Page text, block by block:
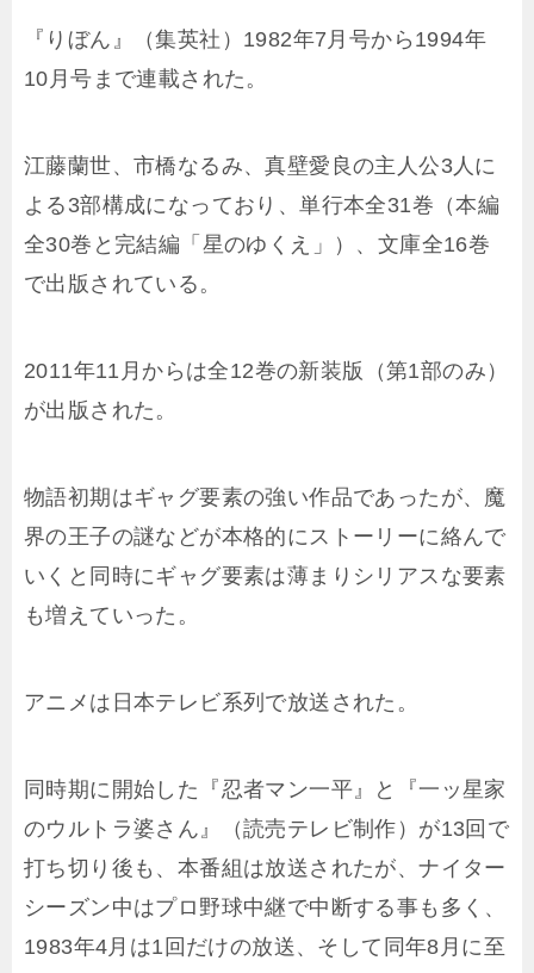
『りぼん』（集英社）1982年7月号から1994年
10月号まで連載された。
江藤蘭世、市橋なるみ、真壁愛良の主人公3人に
よる3部構成になっており、単行本全31巻（本編
全30巻と完結編「星のゆくえ」）、文庫全16巻
で出版されている。
2011年11月からは全12巻の新装版（第1部のみ）
が出版された。
物語初期はギャグ要素の強い作品であったが、魔
界の王子の謎などが本格的にストーリーに絡んで
いくと同時にギャグ要素は薄まりシリアスな要素
も増えていった。
アニメは日本テレビ系列で放送された。
同時期に開始した『忍者マン一平』と『一ッ星家
のウルトラ婆さん』（読売テレビ制作）が13回で
打ち切り後も、本番組は放送されたが、ナイター
シーズン中はプロ野球中継で中断する事も多く、
1983年4月は1回だけの放送、そして同年8月に至